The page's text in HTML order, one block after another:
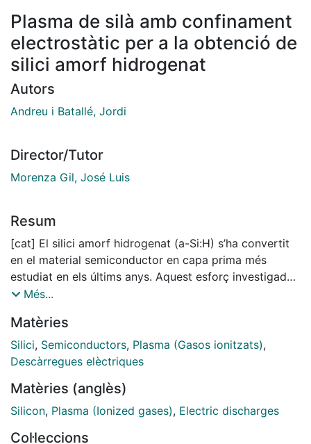
Plasma de silà amb confinament
electrostàtic per a la obtenció de
silici amorf hidrogenat
Autors
Andreu i Batallé, Jordi
Director/Tutor
Morenza Gil, José Luis
Resum
[cat] El silici amorf hidrogenat (a-Si:H) s’ha convertit
en el material semiconductor en capa prima més
estudiat en els últims anys. Aquest esforç investigador
està en gran part motivat pel gran nombre
capa prima i baix preu de producció, les matrius de
transistors d’efecte de camp per al direccionament de
pantalles planes, la nova generació de sensors
impressores làser... El primer silici amorf amb bones
propietats semiconductores s’aconseguí el 1969, en
Més...
Matèries
Silici, Semiconductors, Plasma (Gasos ionitzats),
Descàrregues elèctriques
Matèries (anglès)
Silicon, Plasma (Ionized gases), Electric discharges
Col·leccions